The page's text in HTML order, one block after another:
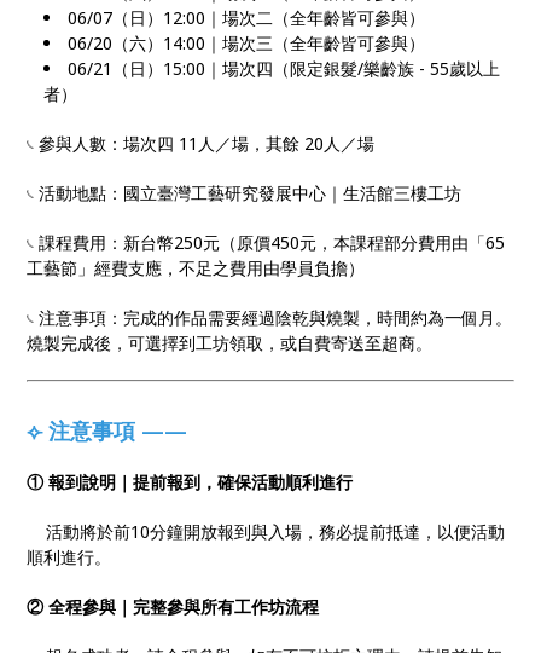
06/07（日）12:00｜場次二（全年齡皆可參與）
06/20（六）14:00｜場次三（全年齡皆可參與）
06/21（日）15:00｜場次四（限定銀髮/樂齡族 - 55歲以上
者）
𓏹 參與人數：場次四 11人／場，其餘 20人／場
𓏹 活動地點：國立臺灣工藝研究發展中心｜生活館三樓工坊
𓏹 課程費用：新台幣250元（原價450元，本課程部分費用由「65
工藝節」經費支應，不足之費用由學員負擔）
𓏹 注意事項：完成的作品需要經過陰乾與燒製，時間約為一個月。
燒製完成後，可選擇到工坊領取，或自費寄送至超商。
⟣ 注意事項 ——
① 報到說明｜提前報到，確保活動順利進行
活動將於前10分鐘開放報到與入場，務必提前抵達，以便活動
順利進行。
② 全程參與｜完整參與所有工作坊流程